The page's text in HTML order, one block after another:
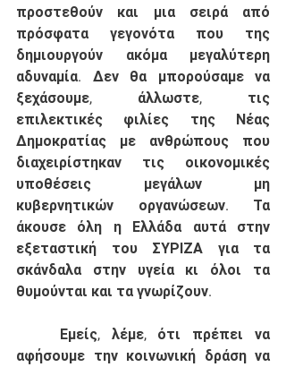
προστεθούν και μια σειρά από
πρόσφατα γεγονότα που της
δημιουργούν ακόμα μεγαλύτερη
αδυναμία. Δεν θα μπορούσαμε να
ξεχάσουμε, άλλωστε, τις
επιλεκτικές φιλίες της Νέας
Δημοκρατίας με ανθρώπους που
διαχειρίστηκαν τις οικονομικές
υποθέσεις μεγάλων μη
κυβερνητικών οργανώσεων. Τα
άκουσε όλη η Ελλάδα αυτά στην
εξεταστική του ΣΥΡΙΖΑ για τα
σκάνδαλα στην υγεία κι όλοι τα
θυμούνται και τα γνωρίζουν.
αφήσουμε την κοινωνική δράση να